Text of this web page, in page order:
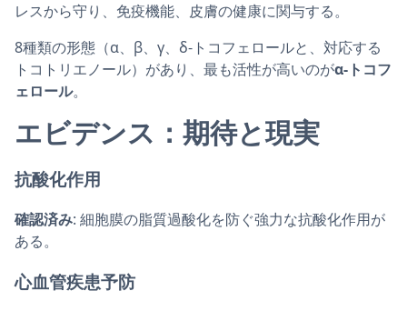
レスから守り、免疫機能、皮膚の健康に関与する。
8種類の形態（α、β、γ、δ-トコフェロールと、対応する
トコトリエノール）があり、最も活性が高いのがα-トコフ
ェロール。
エビデンス：期待と現実
抗酸化作用
確認済み: 細胞膜の脂質過酸化を防ぐ強力な抗酸化作用が
ある。
心血管疾患予防